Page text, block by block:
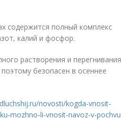
содержится полный комплекс
калий и фосфор.
растворения и перегнивания
безопасен в осеннее
novosti/kogda-vnosit-
mozhno-li-vnosit-navoz-v-pochvu